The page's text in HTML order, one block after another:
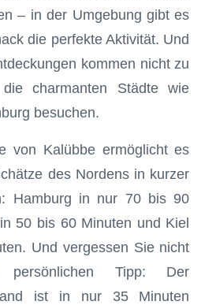
– in der Umgebung gibt es
die perfekte Aktivität. Und
kommen nicht zu
charmanten Städte wie
besuchen.
von Kalübbe ermöglicht es
des Nordens in kurzer
Hamburg in nur 70 bis 90
50 bis 60 Minuten und Kiel
Und vergessen Sie nicht
persönlichen Tipp: Der
ist in nur 35 Minuten